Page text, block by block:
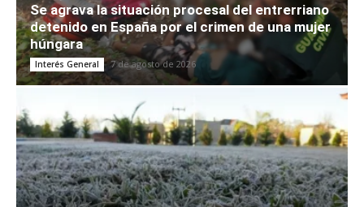
Se agrava la situación procesal del entrerriano
detenido en España por el crimen de una mujer
húngara
Interés General 7 de agosto de 2026